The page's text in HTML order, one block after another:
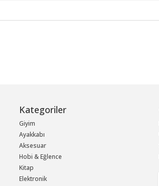
Kategoriler
Giyim
Ayakkabı
Aksesuar
Hobi & Eğlence
Kitap
Elektronik